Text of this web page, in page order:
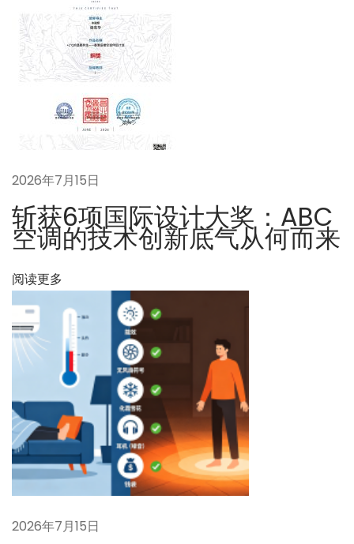
A
C
的
从
「
设
备
」
到
「
环
」
的
转
变
下
张
志
2026年7月15日
斩获6项国际设计大奖：ABC
空调的技术创新底气从何而来
阅读更多
2026年7月15日